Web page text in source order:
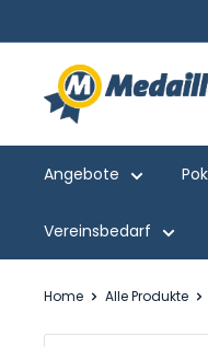
zum
Medaillen.de
Angebote
Vereinsbedarf
Home Alle Produkte